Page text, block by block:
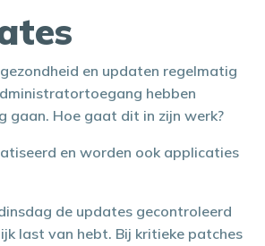
en updaten regelmatig
hebben
gaan. Hoe gaat dit in zijn werk?
en worden ook applicaties
de updates gecontroleerd
last van hebt. Bij kritieke patches